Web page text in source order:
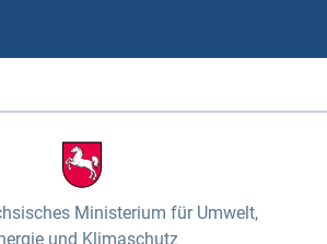
Ministerium für Umwelt,
und Klimaschutz